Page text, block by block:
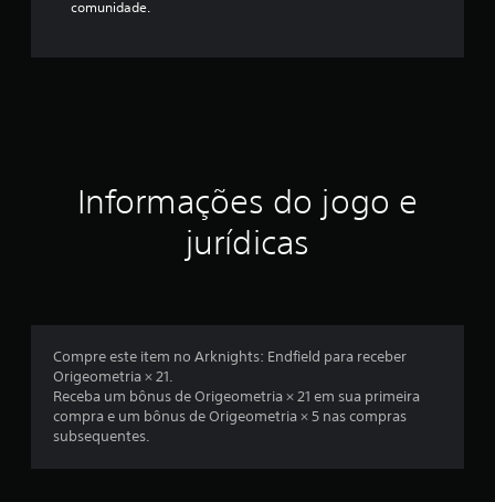
comunidade.
Informações do jogo e
jurídicas
Compre este item no Arknights: Endfield para receber
Origeometria × 21.
Receba um bônus de Origeometria × 21 em sua primeira
compra e um bônus de Origeometria × 5 nas compras
subsequentes.